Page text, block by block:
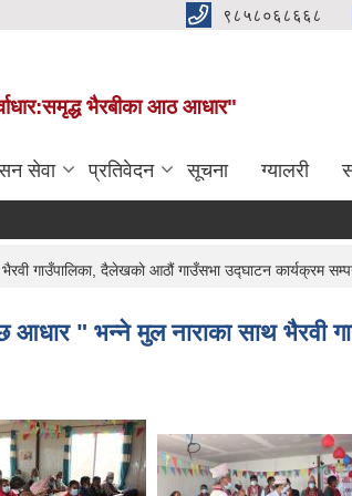
९८५८०६८६६८
भैरबीका आठ आधार"
सेवा प्रतिवेदन सूचना ग्यालरी
भैरवी गाउँपालिका, दैलेखकाे आठौं गाउँसभा उद्घाटन कार्यक्रम
छ आधार " भन्ने मुल नाराका साथ